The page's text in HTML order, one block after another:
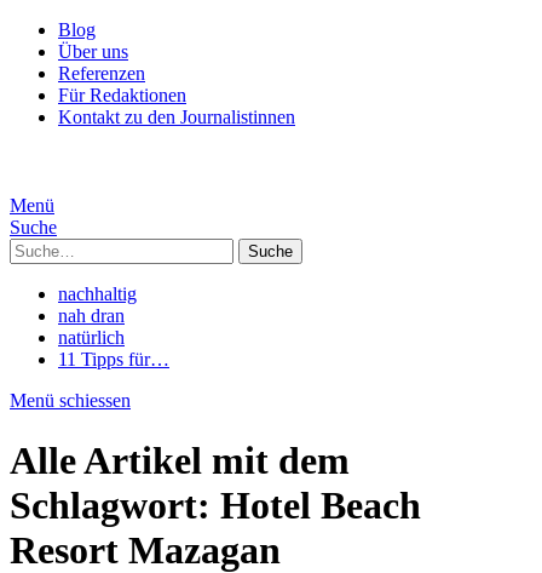
Blog
Über uns
Referenzen
Für Redaktionen
Kontakt zu den Journalistinnen
Menü
Suche
Suche
nachhaltig
nah dran
natürlich
11 Tipps für…
Menü schiessen
Alle Artikel mit dem
Schlagwort: Hotel Beach
Resort Mazagan